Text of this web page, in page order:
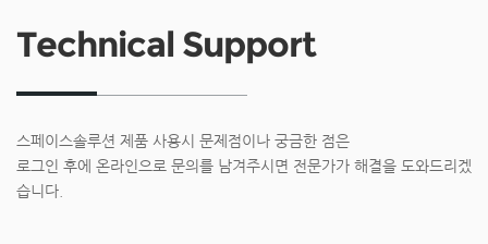
Technical Support
스페이스솔루션 제품 사용시 문제점이나 궁금한 점은
로그인 후에 온라인으로 문의를 남겨주시면 전문가가 해결을 도와드리겠
습니다.